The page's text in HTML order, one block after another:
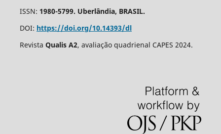
ISSN: 1980-5799. Uberlândia, BRASIL.
DOI: https://doi.org/10.14393/dl
Revista Qualis A2, avaliação quadrienal CAPES 2024.